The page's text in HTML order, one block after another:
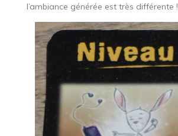
l’ambiance générée est très différente !